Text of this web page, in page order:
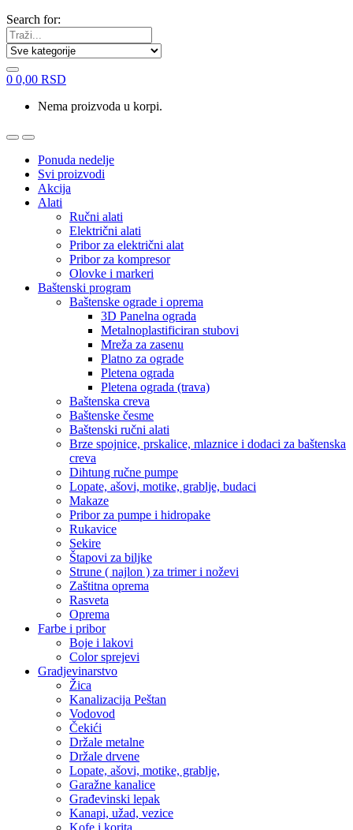
Search for:
0 0,00 RSD
Nema proizvoda u korpi.
Ponuda nedelje
Svi proizvodi
Akcija
Alati
Ručni alati
Električni alati
Pribor za električni alat
Pribor za kompresor
Olovke i markeri
Baštenski program
Baštenske ograde i oprema
3D Panelna ograda
Metalnoplastificiran stubovi
Mreža za zasenu
Platno za ograde
Pletena ograda
Pletena ograda (trava)
Baštenska creva
Baštenske česme
Baštenski ručni alati
Brze spojnice, prskalice, mlaznice i dodaci za baštenska
creva
Dihtung ručne pumpe
Lopate, ašovi, motike, grablje, budaci
Makaze
Pribor za pumpe i hidropake
Rukavice
Sekire
Štapovi za biljke
Strune ( najlon ) za trimer i noževi
Zaštitna oprema
Rasveta
Oprema
Farbe i pribor
Boje i lakovi
Color sprejevi
Gradjevinarstvo
Žica
Kanalizacija Peštan
Vodovod
Čekići
Držale metalne
Držale drvene
Lopate, ašovi, motike, grablje,
Garažne kanalice
Građevinski lepak
Kanapi, užad, vezice
Kofe i korita